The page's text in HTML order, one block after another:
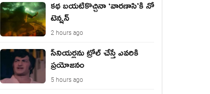
కథ బయటికొచ్చినా ‘వారణాసి’కి నో
టెన్షన్
2 hours ago
సీనియర్లను ట్రోల్ చేస్తే ఎవరికి
ప్రయోజనం
5 hours ago